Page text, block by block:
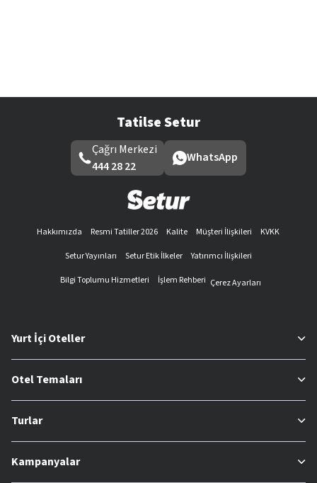
Tatilse Setur
Çağrı Merkezi
444 28 22
WhatsApp
Hakkımızda Resmi Tatiller 2026 Kalite Müşteri İlişkileri
KVKK
Setur Yayınları
Setur Etik İlkeler
Yatırımcı İlişkileri
Bilgi Toplumu Hizmetleri
İşlem Rehberi Çerez Ayarları
Yurt İçi Oteller
Otel Temaları
Turlar
Kampanyalar